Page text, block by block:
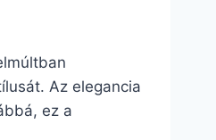
Az elegancia
ez a